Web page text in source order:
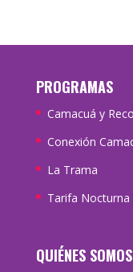
PROGRAMAS
Camacuá y
Conexión
La Trama
Tarifa
QUIÉNES SOMOS